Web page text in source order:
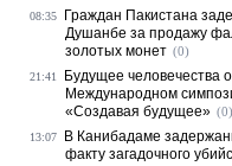
08:35
Граждан Пакистана
Душанбе за продажу
золотых монет (0)
21:41
Будущее человечества
Международном
«Создавая будущее» (0)
13:07
В Канибадаме
факту загадочного